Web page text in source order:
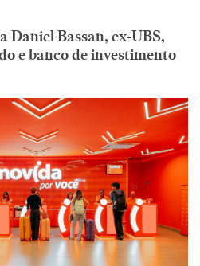
Daniel Bassan, ex-UBS,
e banco de investimento